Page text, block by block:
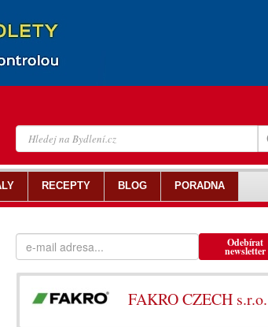
Odebírat
newsletter
FAKRO CZECH s.r.o.
RECEPTY BLOG PORADNA